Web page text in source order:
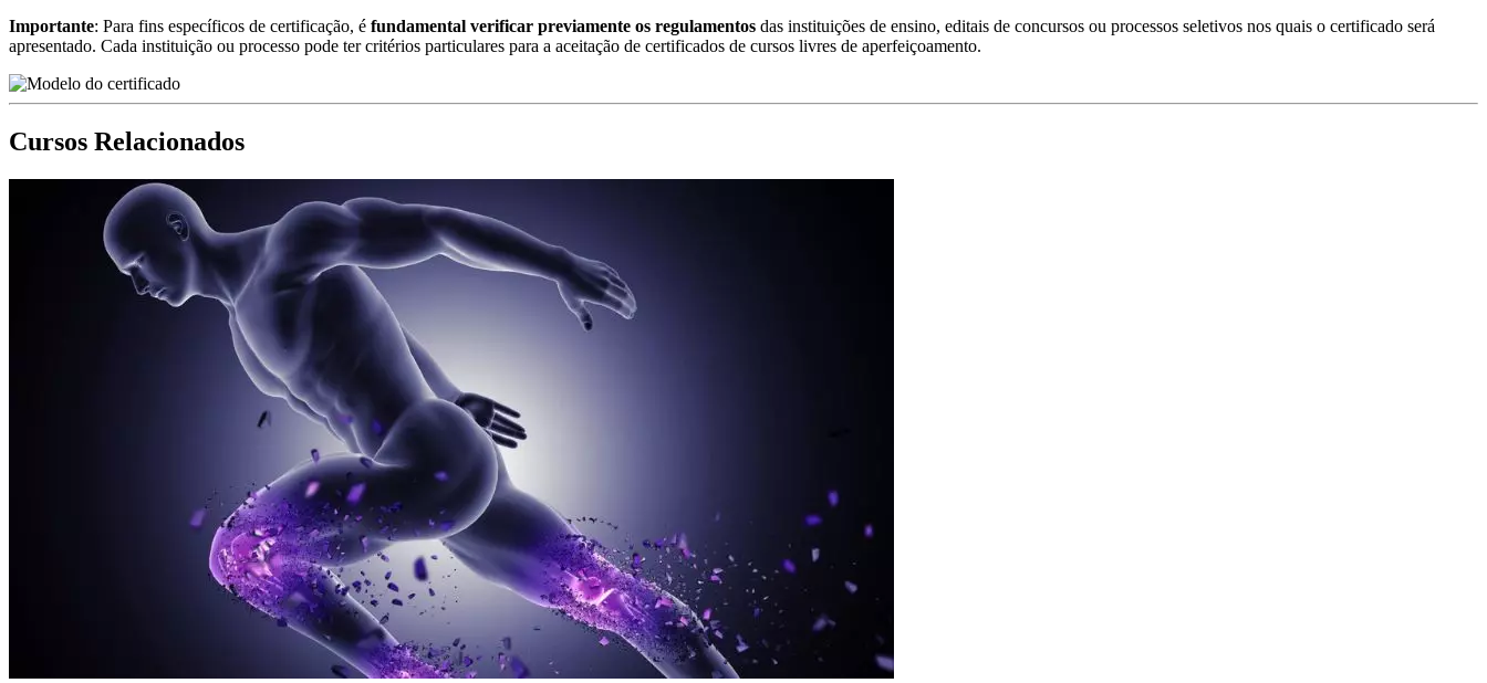
Importante: Para fins específicos de certificação, é fundamental verificar previamente os regulamentos das instituições de ensino, editais de concursos ou processos seletivos nos quais o certificado será
apresentado. Cada instituição ou processo pode ter critérios particulares para a aceitação de certificados de cursos livres de aperfeiçoamento.
Cursos Relacionados